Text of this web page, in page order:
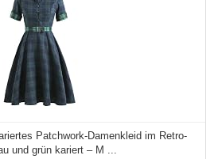
Patchwork-Damenkleid im Retro-
und grün kariert – M ...